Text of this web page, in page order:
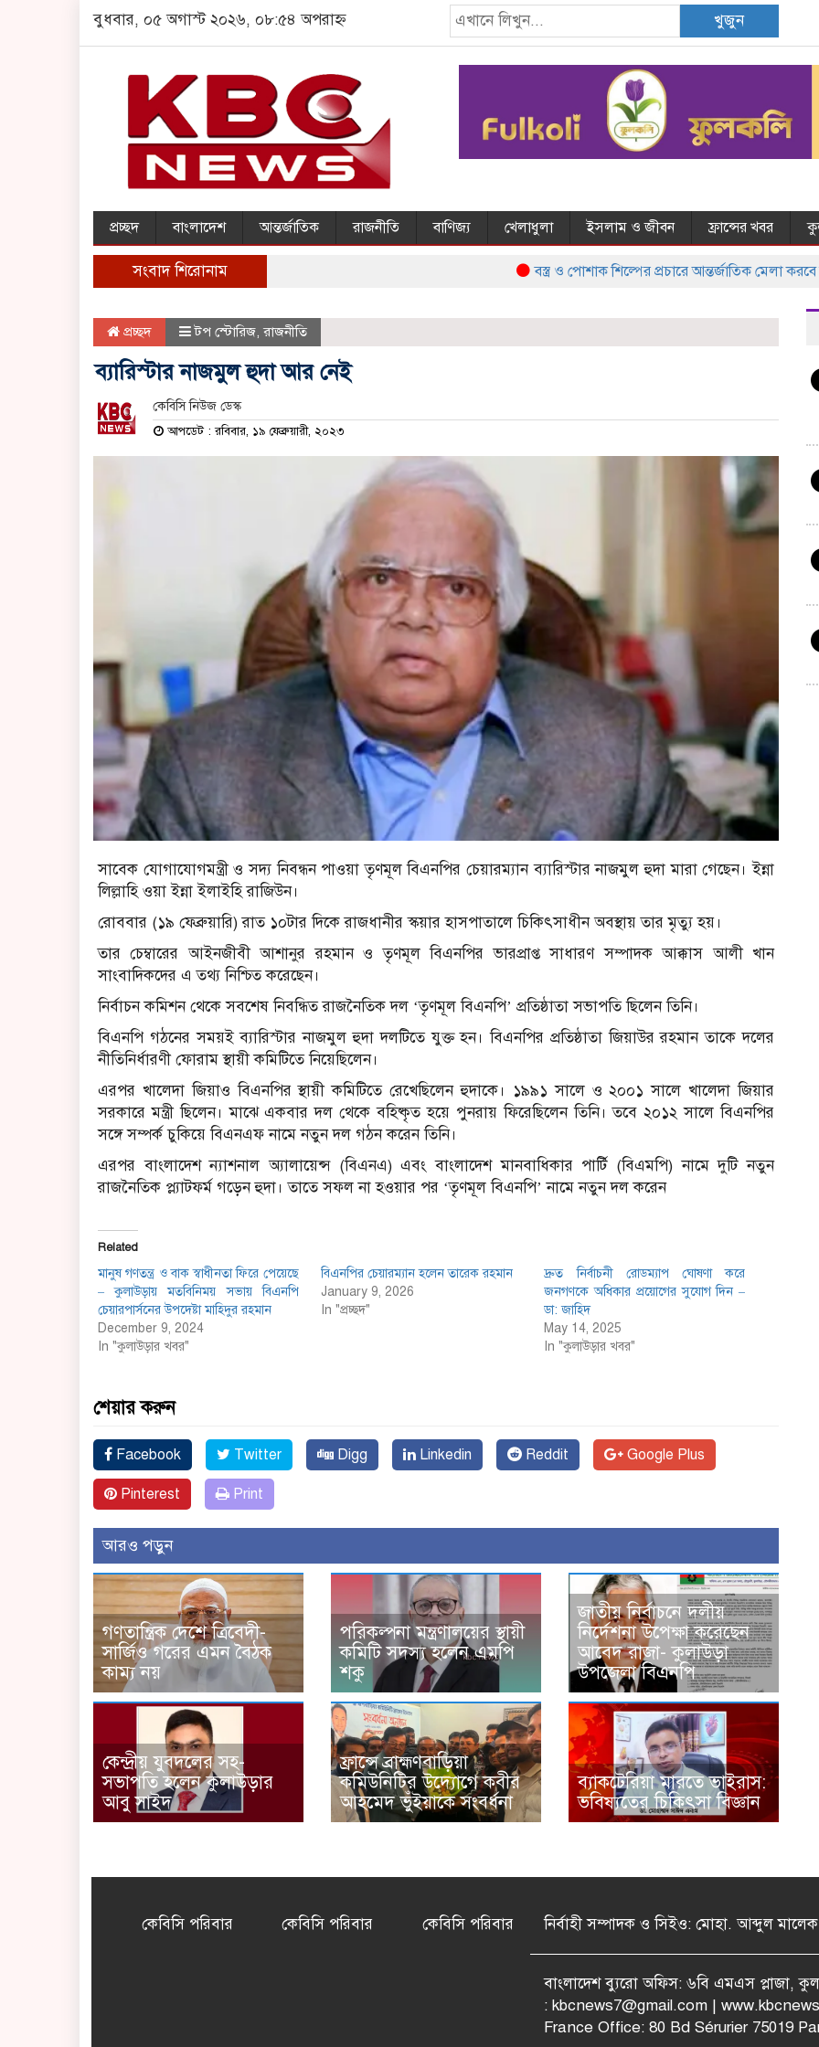
বুধবার, ০৫ অগাস্ট ২০২৬, ০৮:৫৪ অপরাহ্ন খুজুন
প্রচ্ছদ বাংলাদেশ আন্তর্জাতিক রাজনীতি বাণিজ্য খেলাধুলা ইসলাম ও জীবন ফ্রান্সের খবর
সংবাদ শিরোনাম বস্ত্র ও পোশাক শিল্পের প্রচারে আন্তর্জাতিক মেলা করবে
প্রচ্ছদ টপ স্টোরিজ, রাজনীতি
ব্যারিস্টার নাজমুল হুদা আর নেই
কেবিসি নিউজ ডেস্ক
আপডেট : রবিবার, ১৯ ফেব্রুয়ারী, ২০২৩
সাবেক যোগাযোগমন্ত্রী ও সদ্য নিবন্ধন পাওয়া তৃণমূল বিএনপির চেয়ারম্যান ব্যারিস্টার নাজমুল হুদা মারা গেছেন। ইন্না
লিল্লাহি ওয়া ইন্না ইলাইহি রাজিউন।
রোববার (১৯ ফেব্রুয়ারি) রাত ১০টার দিকে রাজধানীর স্কয়ার হাসপাতালে চিকিৎসাধীন অবস্থায় তার মৃত্যু হয়।
তার চেম্বারের আইনজীবী আশানুর রহমান ও তৃণমূল বিএনপির ভারপ্রাপ্ত সাধারণ সম্পাদক আক্কাস আলী খান
সাংবাদিকদের এ তথ্য নিশ্চিত করেছেন।
নির্বাচন কমিশন থেকে সবশেষ নিবন্ধিত রাজনৈতিক দল ‘তৃণমূল বিএনপি’ প্রতিষ্ঠাতা সভাপতি ছিলেন তিনি।
বিএনপি গঠনের সময়ই ব্যারিস্টার নাজমুল হুদা দলটিতে যুক্ত হন। বিএনপির প্রতিষ্ঠাতা জিয়াউর রহমান তাকে দলের
নীতিনির্ধারণী ফোরাম স্থায়ী কমিটিতে নিয়েছিলেন।
এরপর খালেদা জিয়াও বিএনপির স্থায়ী কমিটিতে রেখেছিলেন হুদাকে। ১৯৯১ সালে ও ২০০১ সালে খালেদা জিয়ার
সরকারে মন্ত্রী ছিলেন। মাঝে একবার দল থেকে বহিষ্কৃত হয়ে পুনরায় ফিরেছিলেন তিনি। তবে ২০১২ সালে বিএনপির
সঙ্গে সম্পর্ক চুকিয়ে বিএনএফ নামে নতুন দল গঠন করেন তিনি।
এরপর বাংলাদেশ ন্যাশনাল অ্যালায়েন্স (বিএনএ) এবং বাংলাদেশ মানবাধিকার পার্টি (বিএমপি) নামে দুটি নতুন
রাজনৈতিক প্ল্যাটফর্ম গড়েন হুদা। তাতে সফল না হওয়ার পর ‘তৃণমূল বিএনপি’ নামে নতুন দল করেন
Related
মানুষ গণতন্ত্র ও বাক স্বাধীনতা ফিরে পেয়েছে
– কুলাউড়ায় মতবিনিময় সভায় বিএনপি
চেয়ারপার্সনের উপদেষ্টা মাহিদুর রহমান
December 9, 2024
In "কুলাউড়ার খবর"
বিএনপির চেয়ারম্যান হলেন তারেক রহমান
January 9, 2026
In "প্রচ্ছদ"
দ্রুত নির্বাচনী রোডম্যাপ ঘোষণা করে
জনগণকে অধিকার প্রয়োগের সুযোগ দিন –
ডা: জাহিদ
May 14, 2025
In "কুলাউড়ার খবর"
শেয়ার করুন
Facebook Twitter Digg Linkedin Reddit Google Plus
Pinterest Print
আরও পড়ুন
গণতান্ত্রিক দেশে ত্রিবেদী-
সার্জিও গরের এমন বৈঠক
কাম্য নয়
পরিকল্পনা মন্ত্রণালয়ের স্থায়ী
কমিটি সদস্য হলেন এমপি
শকু
জাতীয় নির্বাচনে দলীয়
নির্দেশনা উপেক্ষা করেছেন
আবেদ রাজা- কুলাউড়া
উপজেলা বিএনপি
কেন্দ্রীয় যুবদলের সহ-
সভাপতি হলেন কুলাউড়ার
আবু সাইদ
ফ্রান্সে ব্রাহ্মণবাড়িয়া
কমিউনিটির উদ্যোগে কবীর
আহমেদ ভুঁইয়াকে সংবর্ধনা
ব্যাকটেরিয়া মারতে ভাইরাস:
ভবিষ্যতের চিকিৎসা বিজ্ঞান
কেবিসি পরিবার কেবিসি পরিবার কেবিসি পরিবার নির্বাহী সম্পাদক ও সিইও: মোহা. আব্দুল
বাংলাদেশ ব্যুরো অফিস: ৬বি এমএস প্লাজা,
: kbcnews7@gmail.com |
France Office: 80 Bd Sérurier 75019